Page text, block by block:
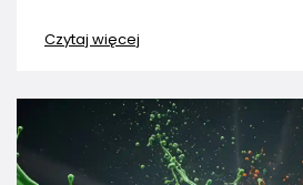
Czytaj więcej